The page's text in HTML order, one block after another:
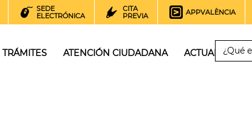
SEDE
ELECTRÓNICA
CITA
PREVIA
APPVALÈNCIA
TRÁMITES ATENCIÓN CIUDADANA ACTUALIDAD